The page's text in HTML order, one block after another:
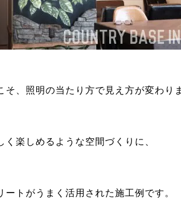
そ、照明の当たり方で見え方が変わり
く楽しめるような空間づくりに、
ートがうまく活用された施工例です。